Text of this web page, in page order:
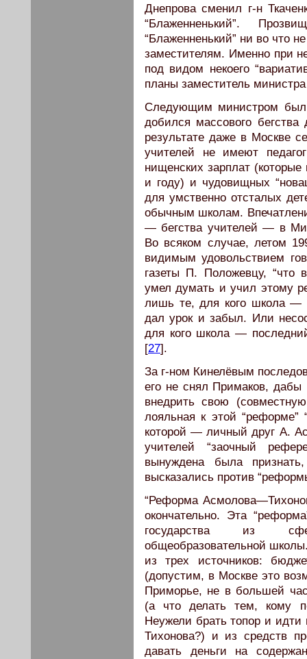
Днепрова сменил г-н
“Блаженненький”.
“Блаженненький” ни во что
заместителям. Именно при
под видом некоего
планы заместитель
Следующим министром был
добился массового
результате даже в Москве
учителей не имеют
нищенских зарплат
и году) и чудовищных
для умственно отсталых
обычным школам.
— бегства учителей — в
Во всяком случае, летом
видимым удовольствием
газеты П. Положевцу, “что
умел думать и учил этому
лишь те, для кого школа —
дал урок и забыл. Или
для кого школа —
[27].
За г-ном Кинелёвым
его не снял Примаков, дабы
внедрить свою
лояльная к этой “реформе”
которой — личный друг А.
учителей “заочный
вынуждена была
высказались против
“Реформа
окончательно. Эта
государства из
общеобразовательной
из трех источников:
(допустим, в Москве это
Приморье, не в большей
(а что делать тем, кому
Неужели брать топор и
Тихонова?) и из средств
давать деньги на